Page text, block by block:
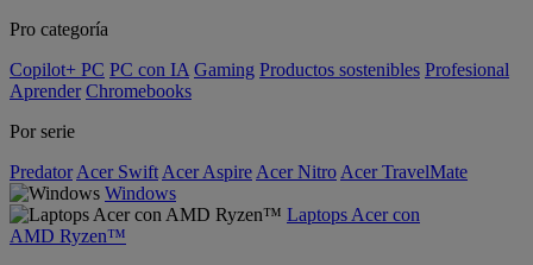
Pro categoría
Copilot+ PC PC con IA Gaming Productos sostenibles Profesional
Aprender Chromebooks
Por serie
Predator Acer Swift Acer Aspire Acer Nitro Acer TravelMate
Windows
Laptops Acer con
AMD Ryzen™